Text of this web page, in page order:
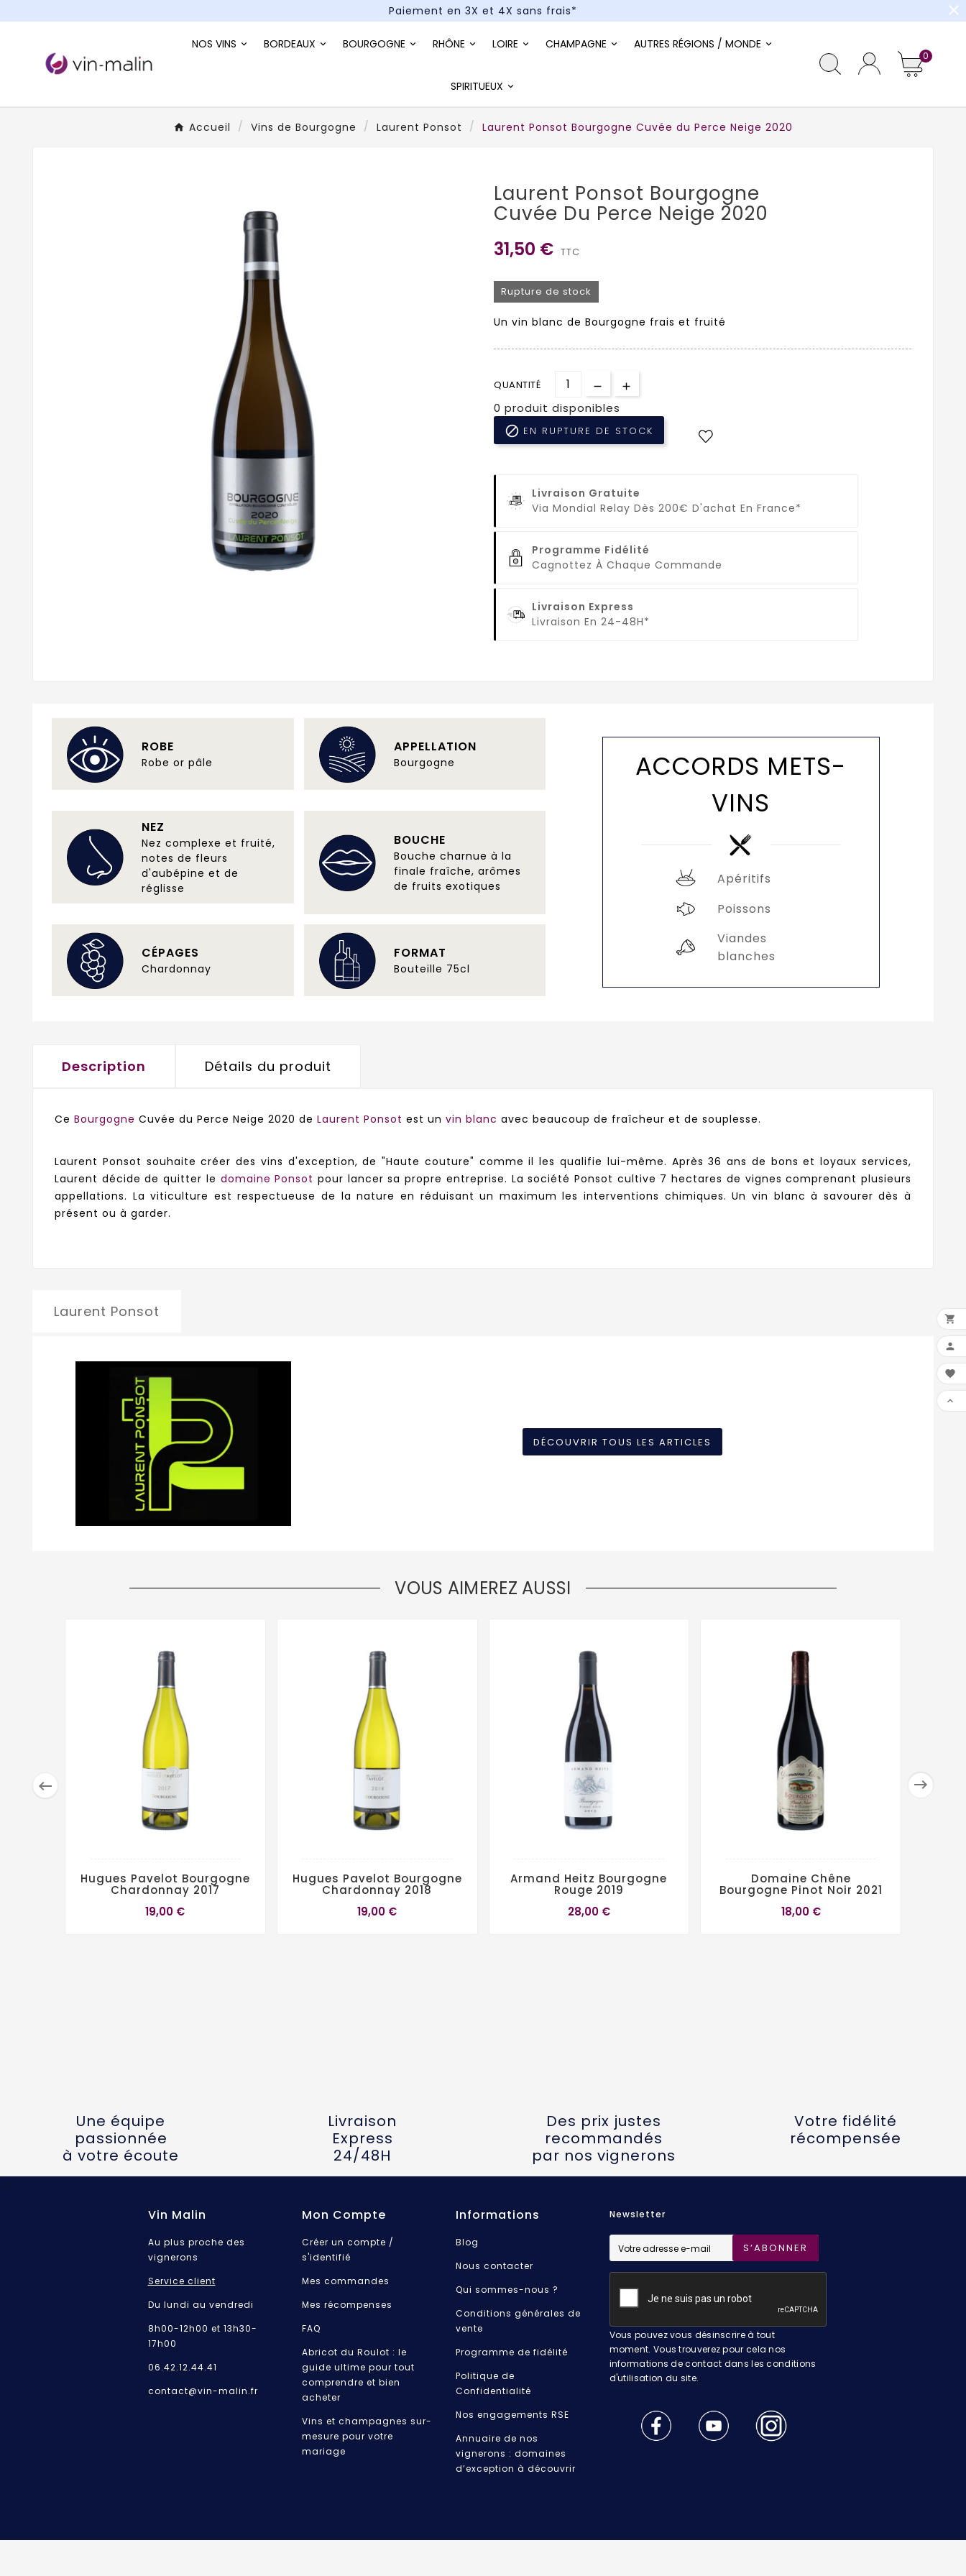
Paiement en 3X et 4X sans frais*
Paiement en 3X et 4X sans frais*
close
NOS VINS BORDEAUX BOURGOGNE RHÔNE LOIRE CHAMPAGNE AUTRES RÉGIONS / MONDE
SPIRITUEUX
0
Accueil Vins de Bourgogne Laurent Ponsot Laurent Ponsot Bourgogne Cuvée du Perce Neige 2020
Laurent Ponsot Bourgogne
Cuvée Du Perce Neige 2020
31,50 € TTC
Rupture de stock
Un vin blanc de Bourgogne frais et fruité
QUANTITÉ
0 produit disponibles
 EN RUPTURE DE STOCK
Livraison Gratuite
Via Mondial Relay Dès 200€ D'achat En France*
Programme Fidélité
Cagnottez À Chaque Commande
Livraison Express
Livraison En 24-48H*
ROBE
Robe or pâle
APPELLATION
Bourgogne
NEZ
Nez complexe et fruité,
notes de fleurs
d'aubépine et de
réglisse
BOUCHE
Bouche charnue à la
finale fraîche, arômes
de fruits exotiques
CÉPAGES
Chardonnay
FORMAT
Bouteille 75cl
ACCORDS METS-
VINS
Apéritifs
Poissons
Viandes
blanches
Description Détails du produit
Ce Bourgogne Cuvée du Perce Neige 2020 de Laurent Ponsot est un vin blanc avec beaucoup de fraîcheur et de souplesse.
Laurent Ponsot souhaite créer des vins d'exception, de "Haute couture" comme il les qualifie lui-même. Après 36 ans de bons et loyaux services,
Laurent décide de quitter le domaine Ponsot pour lancer sa propre entreprise. La société Ponsot cultive 7 hectares de vignes comprenant plusieurs
appellations. La viticulture est respectueuse de la nature en réduisant un maximum les interventions chimiques. Un vin blanc à savourer dès à
présent ou à garder.
Laurent Ponsot
DÉCOUVRIR TOUS LES ARTICLES
VOUS AIMEREZ AUSSI
 
Hugues Pavelot Bourgogne
Chardonnay 2017
19,00 €
Hugues Pavelot Bourgogne
Chardonnay 2018
19,00 €
Armand Heitz Bourgogne
Rouge 2019
28,00 €
Domaine Chêne
Bourgogne Pinot Noir 2021
18,00 €
Une équipe
passionnée
à votre écoute
Livraison
Express
24/48H
Des prix justes
recommandés
par nos vignerons
Votre fidélité
récompensée
Vin Malin
Au plus proche des
vignerons
Service client
Du lundi au vendredi
8h00-12h00 et 13h30-
17h00
06.42.12.44.41
contact@vin-malin.fr
Mon Compte
Créer un compte /
s'identifié
Mes commandes
Mes récompenses
FAQ
Abricot du Roulot : le
guide ultime pour tout
comprendre et bien
acheter
Vins et champagnes sur-
mesure pour votre
mariage
Informations
Blog
Nous contacter
Qui sommes-nous ?
Conditions générales de
vente
Programme de fidélité
Politique de
Confidentialité
Nos engagements RSE
Annuaire de nos
vignerons : domaines
d’exception à découvrir
Newsletter
S’ABONNER
Vous pouvez vous désinscrire à tout
moment. Vous trouverez pour cela nos
informations de contact dans les conditions
d'utilisation du site.



